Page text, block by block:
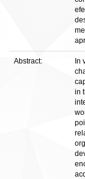
Abstract:
In
in